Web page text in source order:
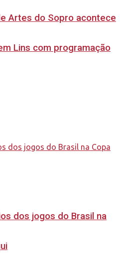
Artes do Sopro acontece
Lins com programação
dos jogos do Brasil na